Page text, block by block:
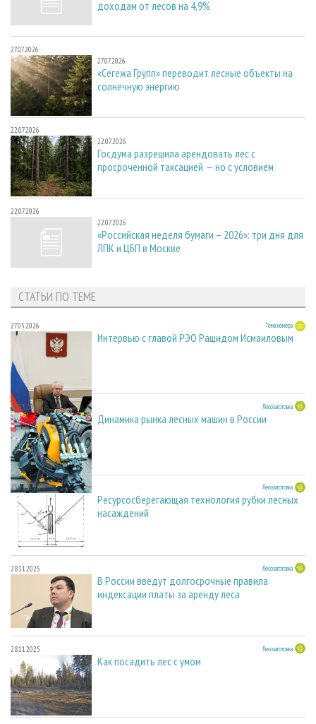
доходам от лесов на 4,9%
27.07.2026
27.07.2026
«Сегежа Групп» переводит лесные объекты на
солнечную энергию
22.07.2026
22.07.2026
Госдума разрешила арендовать лес с
просроченной таксацией — но с условием
22.07.2026
22.07.2026
«Российская неделя бумаги – 2026»: три дня для
ЛПК и ЦБП в Москве
СТАТЬИ ПО ТЕМЕ
27.05.2026 Тема номера
Интервью с главой РЭО Рашидом Исмаиловым
23.03.2026 Лесозаготовка
Динамика рынка лесных машин в России
23.03.2026 Лесозаготовка
Ресурсосберегающая технология рубки лесных
насаждений
28.11.2025 Лесозаготовка
В России введут долгосрочные правила
индексации платы за аренду леса
28.11.2025 Лесозаготовка
Как посадить лес с умом